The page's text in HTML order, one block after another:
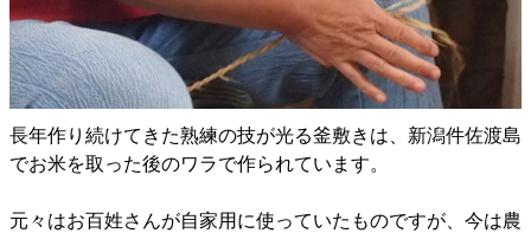
長年作り続けてきた熟練の技が光る釜敷きは、新潟件佐渡島
でお米を取った後のワラで作られています。
元々はお百姓さんが自家用に使っていたものですが、今は農